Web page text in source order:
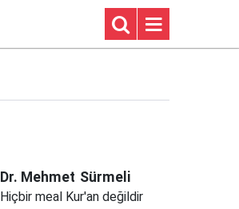
Dr. Mehmet Sürmeli
Hiçbir meal Kur'an değildir